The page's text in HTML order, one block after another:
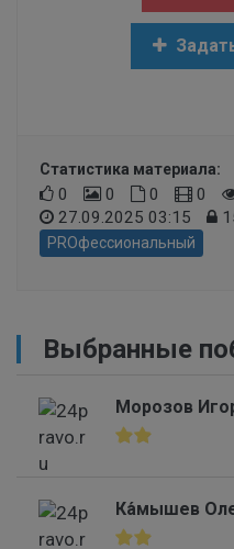
Статистика материала:
0 0 0 0
27.09.2025 03:15
PROфессиональный
Выбранные
Морозов
Ка́мышев